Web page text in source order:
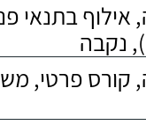
אילוף בתנאי
נקבה
קורס פרטי,